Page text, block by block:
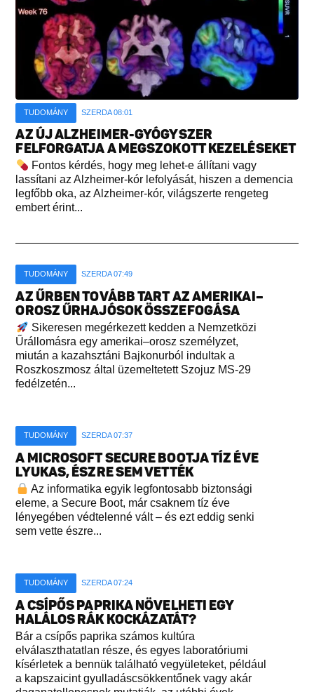
TUDOMÁNY SZERDA 08:01
AZ ÚJ ALZHEIMER-GYÓGYSZER
FELFORGATJA A MEGSZOKOTT KEZELÉSEKET
Fontos kérdés, hogy meg lehet-e állítani vagy
lassítani az Alzheimer-kór lefolyását, hiszen a demencia
legfőbb oka, az Alzheimer-kór, világszerte rengeteg
embert érint...
TUDOMÁNY SZERDA 07:49
AZ ŰRBEN TOVÁBB TART AZ AMERIKAI–
OROSZ ŰRHAJÓSOK ÖSSZEFOGÁSA
Sikeresen megérkezett kedden a Nemzetközi
Űrállomásra egy amerikai–orosz személyzet,
miután a kazahsztáni Bajkonurból indultak a
Roszkoszmosz által üzemeltetett Szojuz MS-29
fedélzetén...
TUDOMÁNY SZERDA 07:37
A MICROSOFT SECURE BOOTJA TÍZ ÉVE
LYUKAS, ÉSZRE SEM VETTÉK
Az informatika egyik legfontosabb biztonsági
eleme, a Secure Boot, már csaknem tíz éve
lényegében védtelenné vált – és ezt eddig senki
sem vette észre...
TUDOMÁNY SZERDA 07:24
A CSÍPŐS PAPRIKA NÖVELHETI EGY
HALÁLOS RÁK KOCKÁZATÁT?
Bár a csípős paprika számos kultúra
elválaszthatatlan része, és egyes laboratóriumi
kísérletek a bennük található vegyületeket, például
a kapszaicint gyulladáscsökkentőnek vagy akár